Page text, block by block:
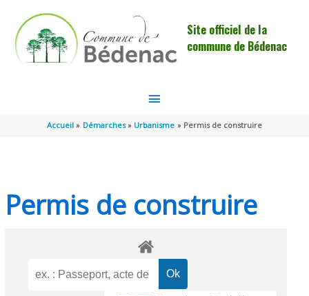
Site officiel de la
commune de Bédenac
MENU
PRINCIPAL
Accueil Démarches Urbanisme Permis de construire
Permis de construire